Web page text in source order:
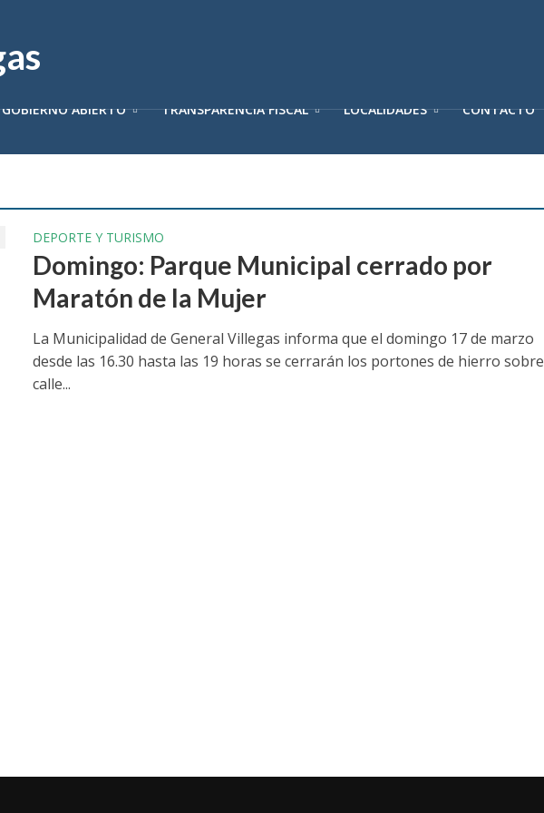
GOBIERNO ABIERTO TRANSPARENCIA FISCAL LOCALIDADES CONTACTO
DEPORTE Y TURISMO
Domingo: Parque Municipal cerrado por
Maratón de la Mujer
La Municipalidad de General Villegas informa que el domingo 17 de marzo
desde las 16.30 hasta las 19 horas se cerrarán los portones de hierro sobre
calle...